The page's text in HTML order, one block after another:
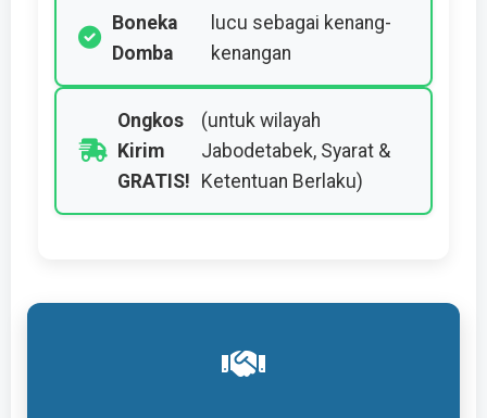
Boneka
Domba
lucu sebagai kenang-
kenangan
Ongkos
Kirim
GRATIS!
(untuk wilayah
Jabodetabek, Syarat &
Ketentuan Berlaku)